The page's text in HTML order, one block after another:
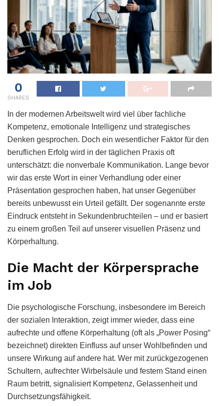
0
SHARES
In der modernen Arbeitswelt wird viel über fachliche
Kompetenz, emotionale Intelligenz und strategisches
Denken gesprochen. Doch ein wesentlicher Faktor für den
beruflichen Erfolg wird in der täglichen Praxis oft
unterschätzt: die nonverbale Kommunikation. Lange bevor
wir das erste Wort in einer Verhandlung oder einer
Präsentation gesprochen haben, hat unser Gegenüber
bereits unbewusst ein Urteil gefällt. Der sogenannte erste
Eindruck entsteht in Sekundenbruchteilen – und er basiert
zu einem großen Teil auf unserer visuellen Präsenz und
Körperhaltung.
Die Macht der Körpersprache
im Job
Die psychologische Forschung, insbesondere im Bereich
der sozialen Interaktion, zeigt immer wieder, dass eine
aufrechte und offene Körperhaltung (oft als „Power Posing“
bezeichnet) direkten Einfluss auf unser Wohlbefinden und
unsere Wirkung auf andere hat. Wer mit zurückgezogenen
Schultern, aufrechter Wirbelsäule und festem Stand einen
Raum betritt, signalisiert Kompetenz, Gelassenheit und
Durchsetzungsfähigkeit.